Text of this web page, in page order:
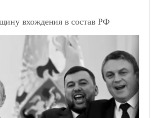
вхождения в состав РФ